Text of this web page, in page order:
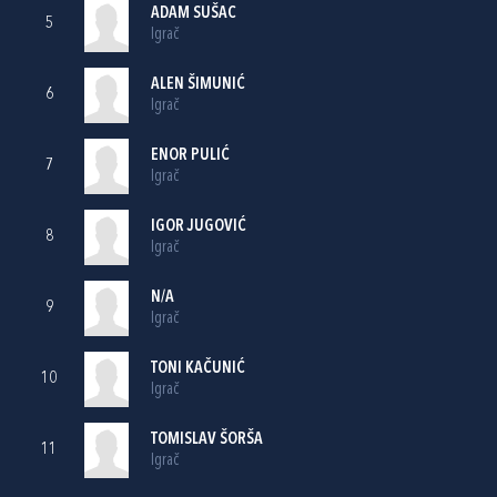
5
ADAM SUŠAC
Igrač
6
ALEN ŠIMUNIĆ
Igrač
7
ENOR PULIĆ
Igrač
8
IGOR JUGOVIĆ
Igrač
9
N/A
Igrač
10
TONI KAČUNIĆ
Igrač
11
TOMISLAV ŠORŠA
Igrač